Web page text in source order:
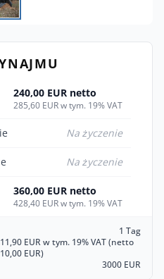
240,00 EUR netto
285,60 EUR w tym. 19% VAT
Na życzenie
Na życzenie
360,00 EUR netto
428,40 EUR w tym. 19% VAT
1 Tag
11,90 EUR w tym. 19% VAT (netto
10,00 EUR)
3000 EUR